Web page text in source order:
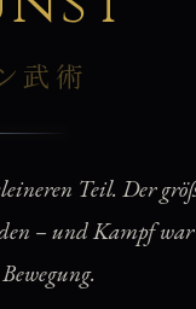
武術
Teil. Der
– und Kampf